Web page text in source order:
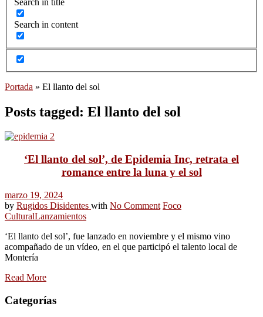
Search in title
Search in content
Portada » El llanto del sol
Posts tagged: El llanto del sol
‘El llanto del sol’, de Epidemia Inc, retrata el
romance entre la luna y el sol
marzo 19, 2024
by Rugidos Disidentes with No Comment Foco
CulturalLanzamientos
‘El llanto del sol’, fue lanzado en noviembre y el mismo vino
acompañado de un vídeo, en el que participó el talento local de
Montería
Read More
Categorías